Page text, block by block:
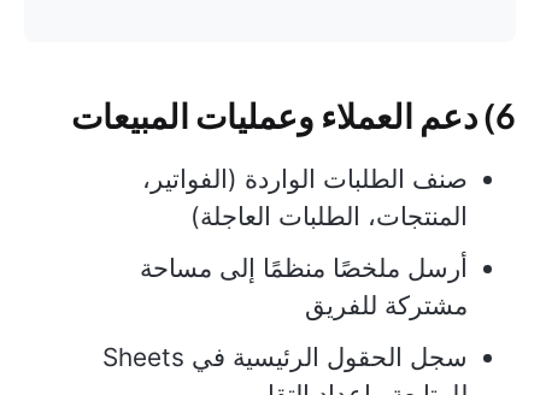
6) دعم العملاء وعمليات المبيعات
صنف الطلبات الواردة (الفواتير،
المنتجات، الطلبات العاجلة)
أرسل ملخصًا منظمًا إلى مساحة
مشتركة للفريق
سجل الحقول الرئيسية في Sheets